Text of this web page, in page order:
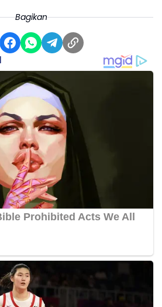
tersedia di lokasi menyajikan
Garut serta hidangan
cita rasa yang menggugah
penginapan yang nyaman
yang ingin menghabiskan
menikmati liburan tanpa
Bagikan